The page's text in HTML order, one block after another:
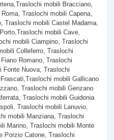
mobili Bracciano,
Traslochi mobili Capena,
Traslochi mobili Castel Madama,
mobili Cave,
mobili Ciampino, Traslochi
Colleferro, Traslochi
Romano, Traslochi
Fonte Nuova, Traslochi
mobili Gallicano
Traslochi mobili Genzano
Traslochi mobili Guidonia
Traslochi mobili Lanuvio,
mobili Manziana, Traslochi
Marino, Traslochi mobili Monte
Porzio Catone, Traslochi